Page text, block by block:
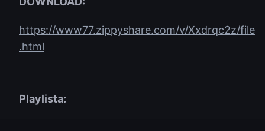
https://www77.zippyshare.com/v/Xxdrqc2z/file
.html
Playlista: